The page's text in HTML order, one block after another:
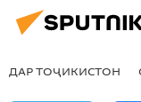
ДАР ТОҶИКИСТОН